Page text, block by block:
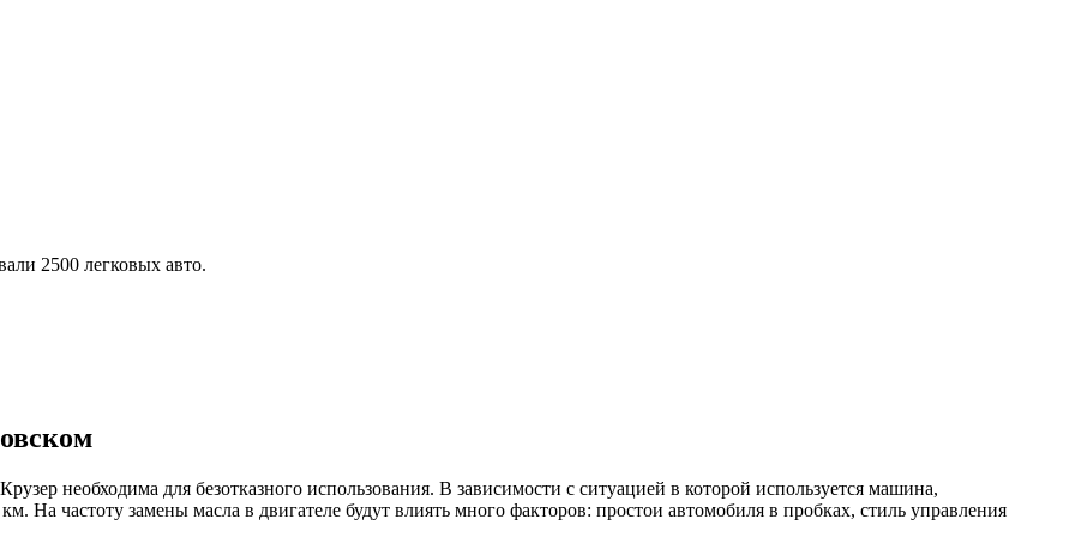
2500 легковых авто.
необходима для безотказного использования. В зависимости с ситуацией в которой используется машина,
На частоту замены масла в двигателе будут влиять много факторов: простои автомобиля в пробках, стиль управления